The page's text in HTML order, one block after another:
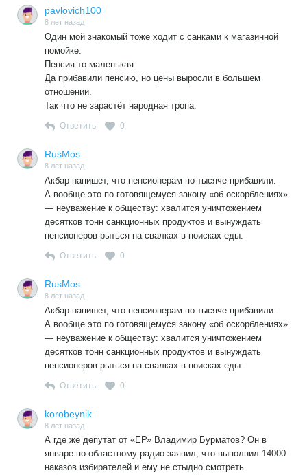
pavlovich100
8 лет назад
Один мой знакомый тоже ходит с санками к магазинной
помойке.
Пенсия то маленькая.
Да прибавили пенсию, но цены выросли в большем
отношении.
Так что не зарастёт народная тропа.
Ответить 0
RusMos
8 лет назад
Акбар напишет, что пенсионерам по тысяче прибавили.
А вообще это по готовящемуся закону «об оскорблениях»
— неуважение к обществу: хвалится уничтожением
десятков тонн санкционных продуктов и вынуждать
пенсионеров рыться на свалках в поисках еды.
Ответить 0
RusMos
8 лет назад
Акбар напишет, что пенсионерам по тысяче прибавили.
А вообще это по готовящемуся закону «об оскорблениях»
— неуважение к обществу: хвалится уничтожением
десятков тонн санкционных продуктов и вынуждать
пенсионеров рыться на свалках в поисках еды.
Ответить 0
korobeynik
8 лет назад
А где же депутат от «ЕР» Владимир Бурматов? Он в
январе по областному радио заявил, что выполнил 14000
наказов избирателей и ему не стыдно смотреть